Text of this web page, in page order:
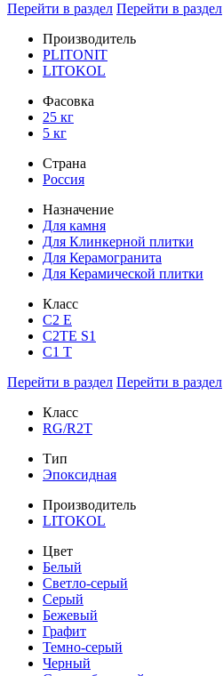
Перейти в раздел Перейти в раздел
Производитель
PLITONIT
LITOKOL
Фасовка
25 кг
5 кг
Страна
Россия
Назначение
Для камня
Для Клинкерной плитки
Для Керамогранита
Для Керамической плитки
Класс
С2 Е
C2TE S1
C1 T
Перейти в раздел Перейти в раздел
Класс
RG/R2T
Тип
Эпоксидная
Производитель
LITOKOL
Цвет
Белый
Светло-серый
Серый
Бежевый
Графит
Темно-серый
Черный